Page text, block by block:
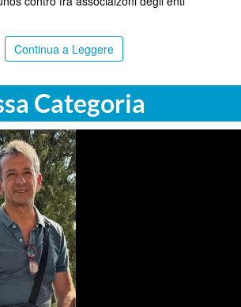
Continua a Leggere
Categoria